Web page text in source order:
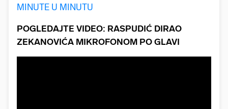
MINUTE U MINUTU
POGLEDAJTE VIDEO: RASPUDIĆ DIRAO
ZEKANOVIĆA MIKROFONOM PO GLAVI